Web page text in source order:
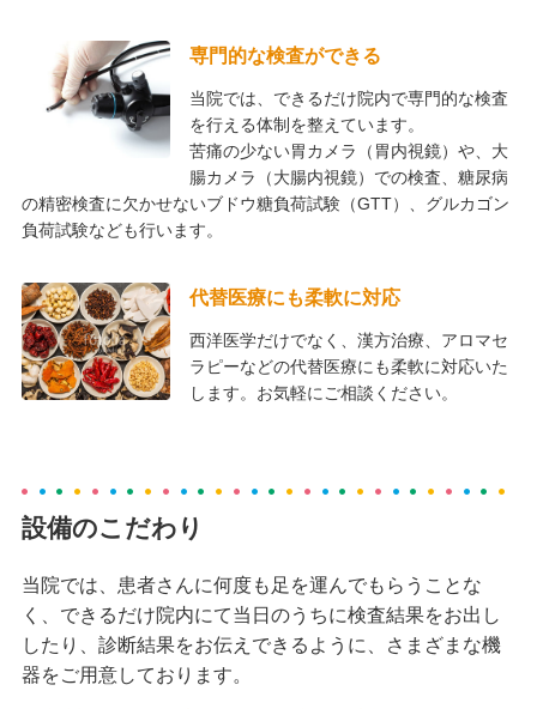
専門的な検査ができる
当院では、できるだけ院内で専門的な検査
を行える体制を整えています。
苦痛の少ない胃カメラ（胃内視鏡）や、大
腸カメラ（大腸内視鏡）での検査、糖尿病
の精密検査に欠かせないブドウ糖負荷試験（GTT）、グルカゴン
負荷試験なども行います。
代替医療にも柔軟に対応
西洋医学だけでなく、漢方治療、アロマセ
ラピーなどの代替医療にも柔軟に対応いた
します。お気軽にご相談ください。
設備のこだわり
当院では、患者さんに何度も足を運んでもらうことな
く、できるだけ院内にて当日のうちに検査結果をお出し
したり、診断結果をお伝えできるように、さまざまな機
器をご用意しております。